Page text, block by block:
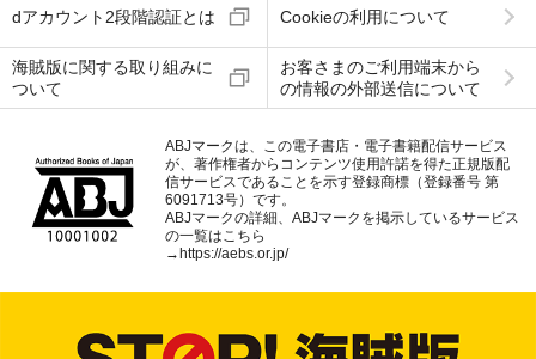
dアカウント2段階認証とは Cookieの利用について
海賊版に関する取り組みに
ついて
お客さまのご利用端末から
の情報の外部送信について
ABJマークは、この電子書店・電子書籍配信サービス
が、著作権者からコンテンツ使用許諾を得た正規版配
信サービスであることを示す登録商標（登録番号 第
6091713号）です。
ABJマークの詳細、ABJマークを掲示しているサービス
の一覧はこちら
→https://aebs.or.jp/